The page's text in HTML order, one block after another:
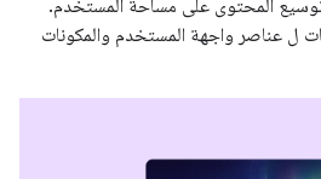
المحتوى على مساحة المستخدم.
ل عناصر واجهة المستخدم والمكونات